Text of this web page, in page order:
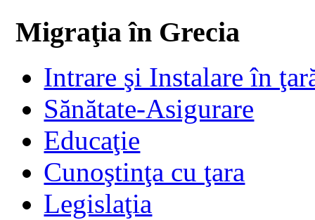
Migraţia în Grecia
Intrare şi Instalare în
Sănătate-Asigurare
Educaţie
Cunoştinţa cu ţara
Legislaţia